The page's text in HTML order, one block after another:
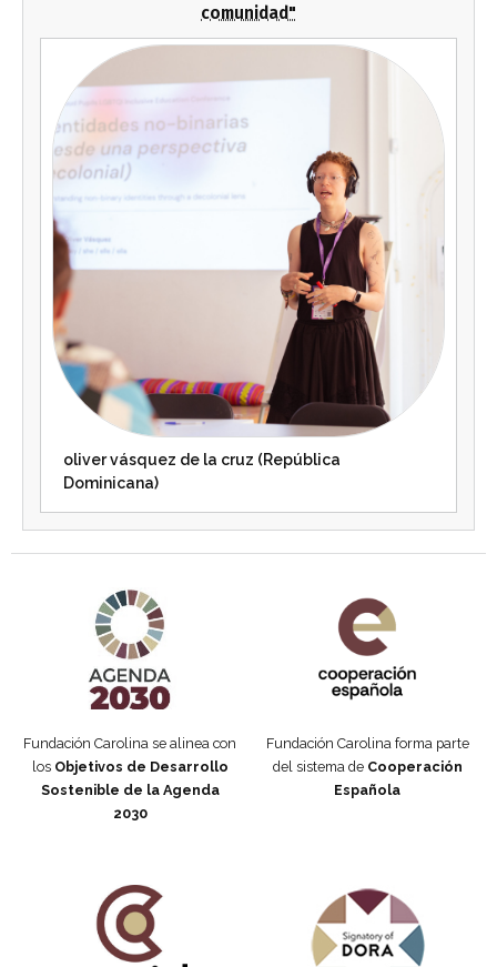
comunidad"
oliver vásquez de la cruz (República
Dominicana)
Fundación Carolina se alinea con
los Objetivos de Desarrollo
Sostenible de la Agenda
2030
Fundación Carolina forma parte
del sistema de Cooperación
Española